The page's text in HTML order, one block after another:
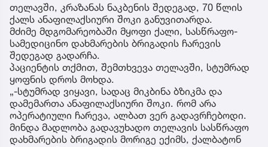
თელავში, კრაზანას ნაკბენის შედეგად, 70 წლის
ქალს ანაფილაქსიური შოკი განუვითარდა.
მძიმე მდგომარეობაში მყოფი ქალი, სასწრაფო-
სამედიცინო დახმარების ბრიგადის ჩარევის
შედეგად გადარჩა.
პაციენტის თქმით, შემთხვევა თელავში, სტუმრად
ყოფნის დროს მოხდა.
„-სტუმრად ვიყავი, სადაც მიკბინა ბზიკმა და
დამემართა ანაფილაქსიური შოკი. რომ არა
ოპერატიული ჩარევა, ალბათ ვერ გადავრჩებოდი.
მინდა მადლობა გადავუხადო თელავის სასწრაფო
დახმარების ბრიგადის მორიგე ექიმს, ქალბატონ